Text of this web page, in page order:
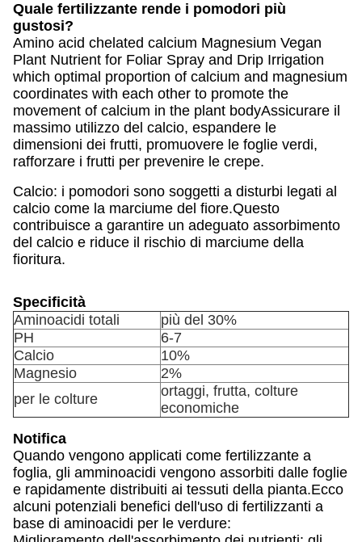
Quale fertilizzante rende i pomodori più
gustosi?
Amino acid chelated calcium Magnesium Vegan
Plant Nutrient for Foliar Spray and Drip Irrigation
which optimal proportion of calcium and magnesium
coordinates with each other to promote the
movement of calcium in the plant bodyAssicurare il
massimo utilizzo del calcio, espandere le
dimensioni dei frutti, promuovere le foglie verdi,
rafforzare i frutti per prevenire le crepe.
Calcio: i pomodori sono soggetti a disturbi legati al
calcio come la marciume del fiore.Questo
contribuisce a garantire un adeguato assorbimento
del calcio e riduce il rischio di marciume della
fioritura.
Specificità
Aminoacidi totali
più del 30%
PH
6-7
Calcio
10%
Magnesio
2%
per le colture
ortaggi, frutta, colture
economiche
Notifica
Quando vengono applicati come fertilizzante a
foglia, gli amminoacidi vengono assorbiti dalle foglie
e rapidamente distribuiti ai tessuti della pianta.Ecco
alcuni potenziali benefici dell'uso di fertilizzanti a
base di aminoacidi per le verdure: